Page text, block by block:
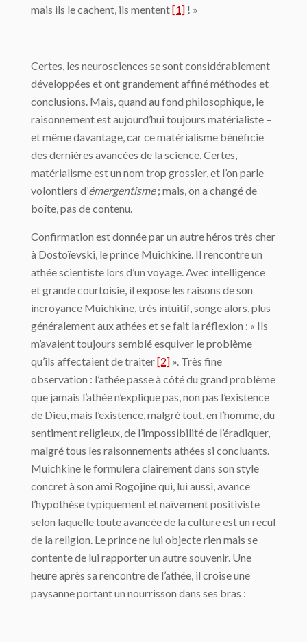
mais ils le cachent, ils mentent[1] ! »
Certes, les neurosciences se sont considérablement
développées et ont grandement affiné méthodes et
conclusions. Mais, quand au fond philosophique, le
raisonnement est aujourd’hui toujours matérialiste –
et même davantage, car ce matérialisme bénéficie
des dernières avancées de la science. Certes,
matérialisme est un nom trop grossier, et l’on parle
volontiers d’émergentisme; mais, on a changé de
boîte, pas de contenu.
Confirmation est donnée par un autre héros très cher
à Dostoïevski, le prince Muichkine. Il rencontre un
athée scientiste lors d’un voyage. Avec intelligence
et grande courtoisie, il expose les raisons de son
incroyance Muichkine, très intuitif, songe alors, plus
généralement aux athées et se fait la réflexion : « Ils
m’avaient toujours semblé esquiver le problème
qu’ils affectaient de traiter[2] ». Très fine
observation : l’athée passe à côté du grand problème
que jamais l’athée n’explique pas, non pas l’existence
de Dieu, mais l’existence, malgré tout, en l’homme, du
sentiment religieux, de l’impossibilité de l’éradiquer,
malgré tous les raisonnements athées si concluants.
Muichkine le formulera clairement dans son style
concret à son ami Rogojine qui, lui aussi, avance
l’hypothèse typiquement et naïvement positiviste
selon laquelle toute avancée de la culture est un recul
de la religion. Le prince ne lui objecte rien mais se
contente de lui rapporter un autre souvenir. Une
heure après sa rencontre de l’athée, il croise une
paysanne portant un nourrisson dans ses bras :